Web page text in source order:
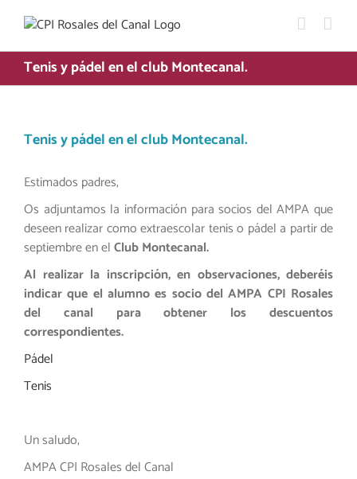
contenido
Tenis y pádel en el club Montecanal.
Tenis y pádel en el club Montecanal.
Estimados padres,
Os adjuntamos la información para socios del AMPA que
deseen realizar como extraescolar tenis o pádel a partir de
septiembre en elClub Montecanal.
Al realizar la inscripción, en observaciones, deberéis
indicar que el alumno es socio del AMPA CPI Rosales
del canal para obtener los descuentos
correspondientes.
Pádel
Tenis
Un saludo,
AMPA CPI Rosales del Canal